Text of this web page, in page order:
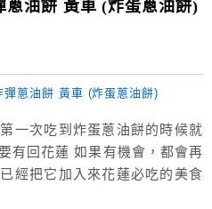
蔥油餅 黃車 (炸蛋蔥油餅)
一次吃到炸蛋蔥油餅的時候就
有回花蓮 如果有機會，都會再
經把它加入來花蓮必吃的美食